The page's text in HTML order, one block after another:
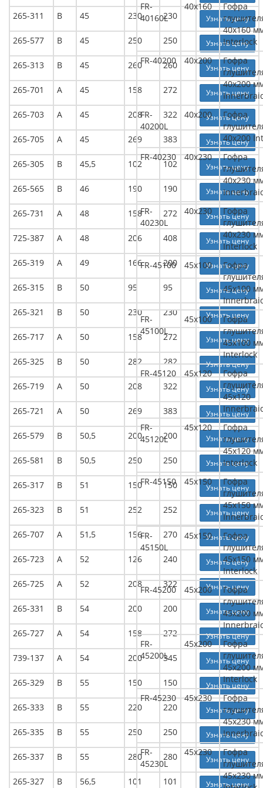
265-311 В 45 230 230 Узнать цену
265-577 В 45 250 250 Узнать цену
265-313 В 45 260 260 Узнать цену
265-701 А 45 158 272 Узнать цену
265-703 А 45 208 322 Узнать цену
265-705 А 45 269 383 Узнать цену
265-305 В 45,5 102 102 Узнать цену
265-565 В 46 190 190 Узнать цену
265-731 А 48 158 272 Узнать цену
725-387 А 48 206 408 Узнать цену
265-319 А 49 166 200 Узнать цену
265-315 В 50 95 95 Узнать цену
265-321 В 50 230 230 Узнать цену
265-717 А 50 158 272 Узнать цену
265-325 В 50 282 282 Узнать цену
265-719 А 50 208 322 Узнать цену
265-721 А 50 269 383 Узнать цену
265-579 В 50,5 200 200 Узнать цену
265-581 В 50,5 250 250 Узнать цену
265-317 В 51 150 150 Узнать цену
265-323 В 51 252 252 Узнать цену
265-707 А 51,5 156 270 Узнать цену
265-723 А 52 126 240 Узнать цену
265-725 А 52 208 322 Узнать цену
265-331 В 54 200 200 Узнать цену
265-727 А 54 158 272 Узнать цену
739-137 А 54 200 345 Узнать цену
265-329 В 55 150 150 Узнать цену
265-333 В 55 220 220 Узнать цену
265-335 В 55 250 250 Узнать цену
265-337 В 55 280 280 Узнать цену
265-327 В 56,5 101 101 Узнать цену
FR-
40160L
40x160
Гофра
40x160
Interlock
FR-40200
40x200
Гофра
40x200
FR-
40200L
40x200
Гофра
40x200
FR-40230
40x230
Гофра
40x230
FR-
40230L
40x230
Гофра
40x230
Interlock
FR-45100
45x100
Гофра
45x100
FR-
45100L
45x100
Гофра
45x100
Interlock
FR-45120
45x120
Гофра
45x120
FR-
45120L
45x120
Гофра
45x120
Interlock
FR-45150
45x150
Гофра
45x150
FR-
45150L
45x150
Гофра
45x150
Interlock
FR-45200
45x200
Гофра
45x200
FR-
45200L
45x200
Гофра
45x200
Interlock
FR-45230
45x230
Гофра
45x230
FR-
45230L
45x230
Гофра
45x230